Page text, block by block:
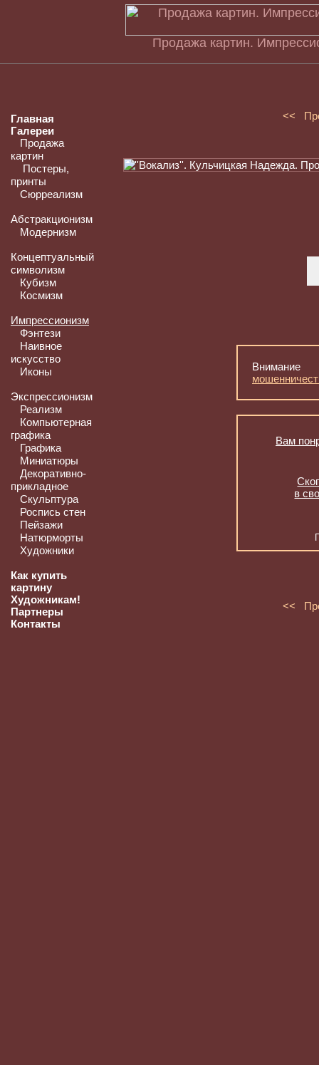
Продажа картин.
Главная
Галереи
Продажа
картин
Постеры,
принты
Сюрреализм
Абстракционизм
Модернизм
Концептуальный
символизм
Кубизм
Космизм
Импрессионизм
Фэнтези
Наивное
искусство
Иконы
Экспрессионизм
Реализм
Компьютерная
графика
Графика
Миниатюры
Декоративно-
прикладное
Скульптура
Роспись стен
Пейзажи
Натюрморты
Художники
Как купить
картину
Художникам!
Партнеры
Контакты
<<
Вам
в
<<